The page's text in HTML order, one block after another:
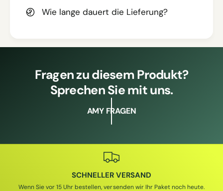
Wie lange dauert die Lieferung?
Fragen zu diesem Produkt?
Sprechen Sie mit uns.
AMY FRAGEN
SCHNELLER VERSAND
Wenn Sie vor 15 Uhr bestellen, versenden wir Ihr Paket noch heute.